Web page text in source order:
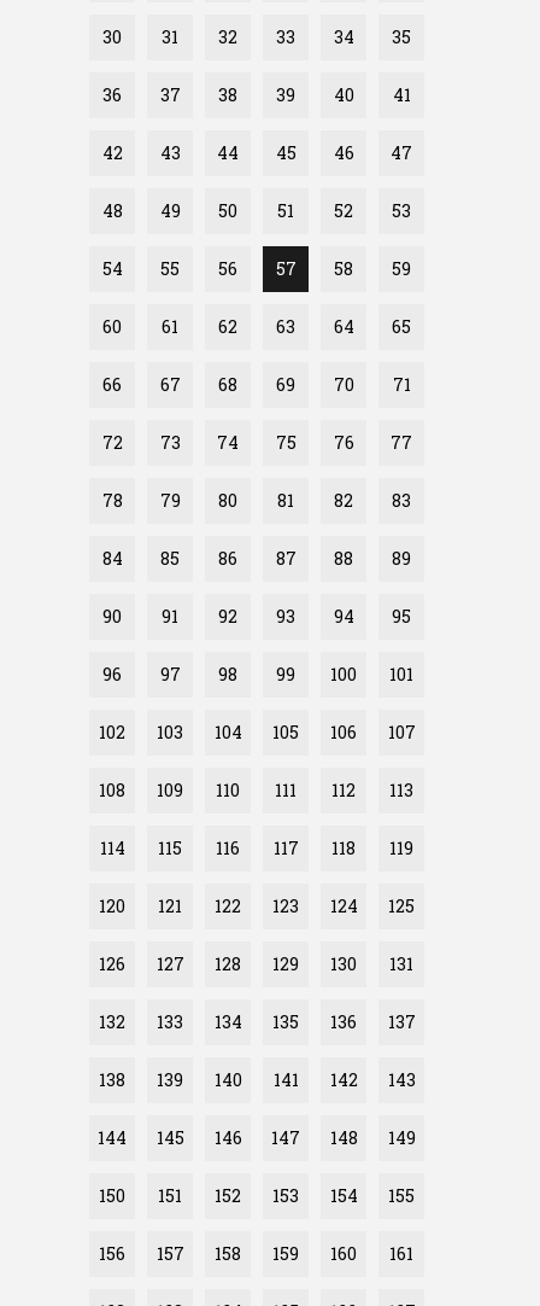
30 31 32 33 34 35
36 37 38 39 40 41
42 43 44 45 46 47
48 49 50 51 52 53
54 55 56 57 58 59
60 61 62 63 64 65
66 67 68 69 70 71
72 73 74 75 76 77
78 79 80 81 82 83
84 85 86 87 88 89
90 91 92 93 94 95
96 97 98 99 100 101
102 103 104 105 106 107
108 109 110 111 112 113
114 115 116 117 118 119
120 121 122 123 124 125
126 127 128 129 130 131
132 133 134 135 136 137
138 139 140 141 142 143
144 145 146 147 148 149
150 151 152 153 154 155
156 157 158 159 160 161